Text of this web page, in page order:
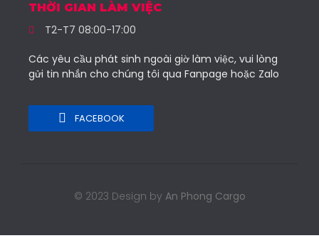
THỜI GIAN LÀM VIỆC
T2-T7 08:00-17:00
Các yêu cầu phát sinh ngoài giờ làm việc, vui lòng
gửi tin nhắn cho chúng tôi qua Fanpage hoặc Zalo
FACEBOOK
© 2023 Design by An Phong Cargo